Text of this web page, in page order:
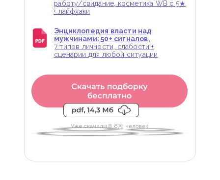
Уже скачали 8 679 человек
работу/свидание, косметика WB с 5★
+ лайфхаки
Энциклопедия власти над
мужчинами: 50+ сигналов,
7 типов личности, слабости +
сценарии для любой ситуации